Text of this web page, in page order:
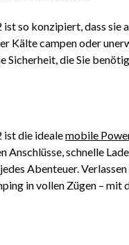
so konzipiert, dass sie
Kälte campen oder
Sicherheit, die Sie
ist die idealemobile
schnelle
Abenteuer.
in vollen Zügen –